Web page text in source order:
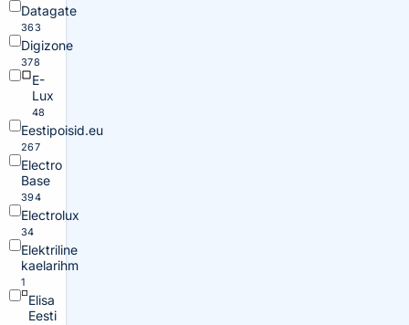
Datagate
363
Digizone
378
E-
Lux
48
Eestipoisid.eu
267
Electro
Base
394
Electrolux
34
Elektriline
kaelarihm
1
Elisa
Eesti